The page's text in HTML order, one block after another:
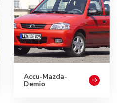
Accu-Mazda-
Demio